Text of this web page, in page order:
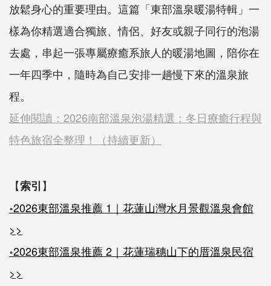
放鬆身心的重要理由。這篇「東部溫泉暖湯特輯」一
樣為你精選適合獨旅、情侶、好友或親子同行的泡湯
去處，串起一張專屬療癒系旅人的暖湯地圖，陪你在
一年四季中，隨時為自己安排一趟慢下來的溫泉旅
程。
延伸閱讀： 2026南部溫泉泡湯精選：冬日療癒行程與
特色旅宿全整理！（持續更新）
【索引】
॰2026東部溫泉推薦 1｜花蓮山灣水月景觀溫泉會館
>>
॰2026東部溫泉推薦 2｜花蓮瑞穗山下的厝溫泉民宿
>>